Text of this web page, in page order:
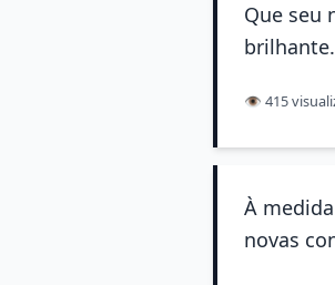
Que seu
👁️ 415
À
novas